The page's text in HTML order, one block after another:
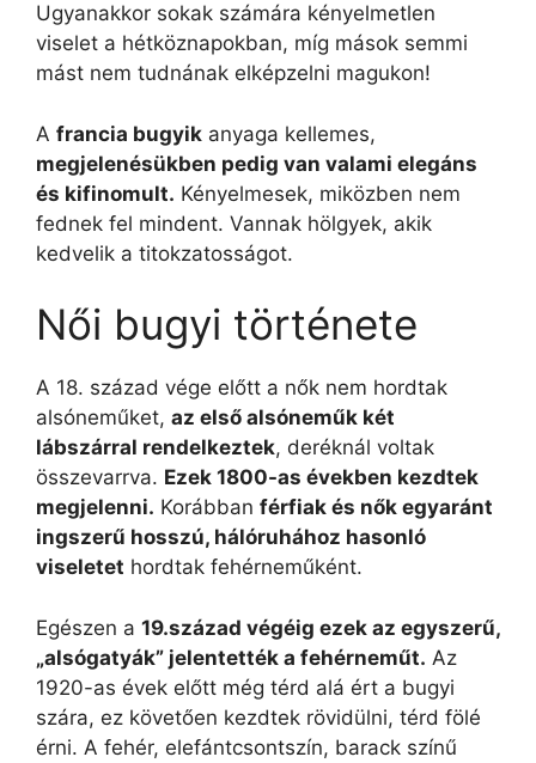
Ugyanakkor sokak számára kényelmetlen
viselet a hétköznapokban, míg mások semmi
mást nem tudnának elképzelni magukon!
A francia bugyik anyaga kellemes,
megjelenésükben pedig van valami elegáns
és kifinomult. Kényelmesek, miközben nem
fednek fel mindent. Vannak hölgyek, akik
kedvelik a titokzatosságot.
Női bugyi története
A 18. század vége előtt a nők nem hordtak
alsóneműket, az első alsóneműk két
lábszárral rendelkeztek, deréknál voltak
összevarrva. Ezek 1800-as években kezdtek
megjelenni. Korábban férfiak és nők egyaránt
ingszerű hosszú, hálóruhához hasonló
viseletet hordtak fehérneműként.
Egészen a 19.század végéig ezek az egyszerű,
„alsógatyák” jelentették a fehérneműt. Az
1920-as évek előtt még térd alá ért a bugyi
szára, ez követően kezdtek rövidülni, térd fölé
érni. A fehér, elefántcsontszín, barack színű